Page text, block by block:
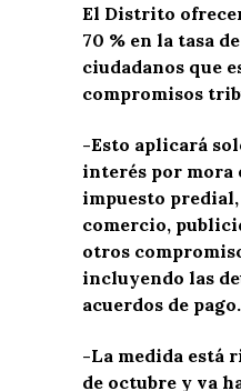
El Distrito
70 % en la tasa
ciudadanos que
compromisos
-Esto aplicará
interés por mora
impuesto
comercio,
otros
incluyendo las
acuerdos de pago.
-La medida está
de octubre y va